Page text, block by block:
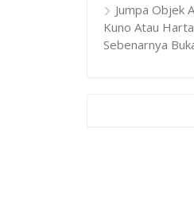
Jumpa Objek
Kuno Atau
Sebenarnya